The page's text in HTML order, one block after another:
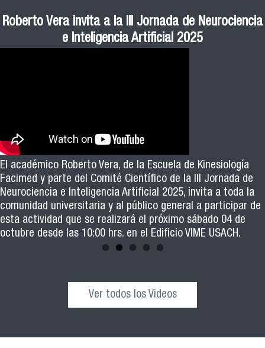
Manual de Buenas de Prácticas y Educación no
Sexista Libre de Violencia en Salud
Roberto Vera invita a la III Jornada de Neurociencia
e Inteligencia Artificial 2025
El académico Roberto Vera, de la Escuela de Kinesiología
Facimed y parte del Comité Científico de la III Jornada de
Neurociencia e Inteligencia Artificial 2025, invita a toda la
comunidad universitaria y al público general a participar de
esta actividad que se realizará el próximo sábado 04 de
octubre desde las 10:00 hrs. en el Edificio VIME USACH.
Jornadas puertas abiertas CESIC
Ceremonia de Graduación Magíster en Salud
Pública cohortes años 2021, 2022 y 2023 FACIMED
Revive la ceremonia de graduación de las y los egresados
de los cohortes 2021, 2022 y 2023 del Magister en Salud
Pública de nuestra facultad
Esteban Aedo: “El uso de tecnología en el deporte
tiene directa relación con la inversión económica”
Ver todos los Videos